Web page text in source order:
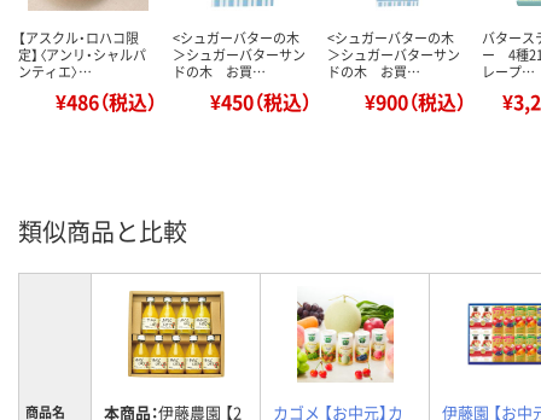
【アスクル・ロハコ限
定】〈アンリ・シャルパ
ンティエ〉…
¥486（税込）
<シュガーバターの木
＞シュガーバターサン
ドの木 お買…
¥450（税込）
<シュガーバターの木
＞シュガーバターサン
ドの木 お買…
¥900（税込）
バタース
ー 4種
レープ…
類似商品と比較
商品名 本商品：伊藤農園 【2
カゴメ 【お中元】カ
伊藤園 【お中